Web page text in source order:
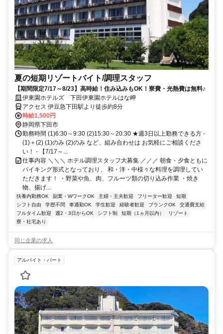
夏の短期リゾートバイト/調理スタッフ
【期間限定7/17～8/23】高時給！住み込みもOK！寮費・光熱費は無料♪
伊東園ホテルズ 下田伊東園ホテルはな岬
アクセス 伊豆急下田駅より徒歩約8分
時給1,500円
静岡県下田市
勤務時間 (1)6:30～9:30 (2)15:30～20:30 ★週3日以上勤務できる方 -
(1)＋(2) (1)のみ (2)のみ など、組み合わせは お気軽にご相談くださ
い！ - 【7/17～...
仕事内容 ＼＼＼ ホテル調理スタッフ大募集 ／／／ 朝食・夕食ともに
バイキング形式となっており、 和・洋・中様々な料理を調理してい
ただきます！ ・野菜や魚、肉、フルーツ類の切り込み作業 ・焼き
物、揚げ...
扶養内勤務OK 副業・WワークOK 主婦・主夫歓迎 フリーター歓迎
短期
シフト自由
学歴不問 車通勤OK 学生歓迎 経験者歓迎 ブランクOK
交通費支給
フルタイム歓迎
週2・3日からOK シフト制 短期（1ヵ月以内）
リゾート
寮・社宅あり
同じ企業の求人
アルバイト・パート